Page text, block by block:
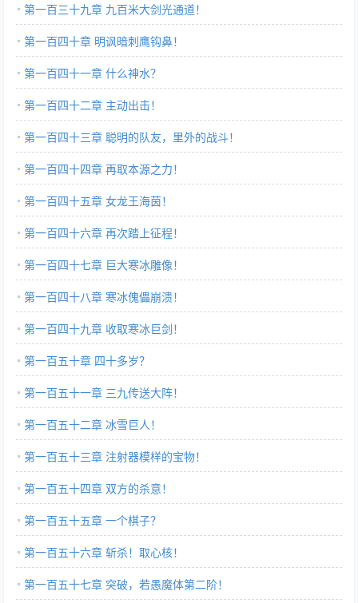
第一百三十九章 九百米大剑光通道！
第一百四十章 明讽暗刺鹰钩鼻！
第一百四十一章 什么神水？
第一百四十二章 主动出击！
第一百四十三章 聪明的队友，里外的战斗！
第一百四十四章 再取本源之力！
第一百四十五章 女龙王海茵！
第一百四十六章 再次踏上征程！
第一百四十七章 巨大寒冰雕像！
第一百四十八章 寒冰傀儡崩溃！
第一百四十九章 收取寒冰巨剑！
第一百五十章 四十多岁？
第一百五十一章 三九传送大阵！
第一百五十二章 冰雪巨人！
第一百五十三章 注射器模样的宝物！
第一百五十四章 双方的杀意！
第一百五十五章 一个棋子？
第一百五十六章 斩杀！取心核！
第一百五十七章 突破，若愚魔体第二阶！